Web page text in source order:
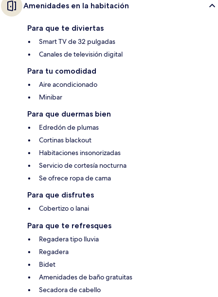
Amenidades en la habitación
Para que te diviertas
Smart TV de 32 pulgadas
Canales de televisión digital
Para tu comodidad
Aire acondicionado
Minibar
Para que duermas bien
Edredón de plumas
Cortinas blackout
Habitaciones insonorizadas
Servicio de cortesía nocturna
Se ofrece ropa de cama
Para que disfrutes
Cobertizo o lanai
Para que te refresques
Regadera tipo lluvia
Regadera
Bidet
Amenidades de baño gratuitas
Secadora de cabello